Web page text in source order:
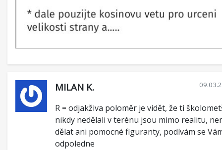
MILAN K.
R = odjakživa poloměr je vidět, že ti
nikdy nedělali v terénu jsou mimo realitu,
dělat ani pomocné figuranty, podívám se
odpoledne